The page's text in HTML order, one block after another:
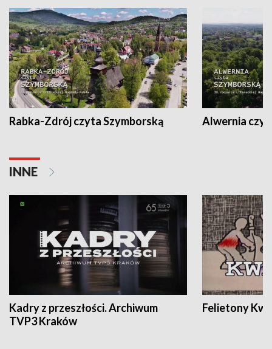
Rabka-Zdrój czyta Szymborską Alwernia
INNE
Kadry z przeszłości. Archiwum
TVP3 Kraków
Felietony